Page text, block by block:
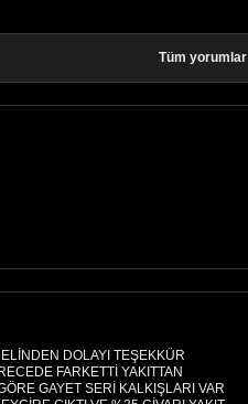
Tüm yorumlar
DOLAYI TEŞEKKÜR
FARKETTİ YAKITTAN
GAYET SERİ KALKIŞLARI VAR